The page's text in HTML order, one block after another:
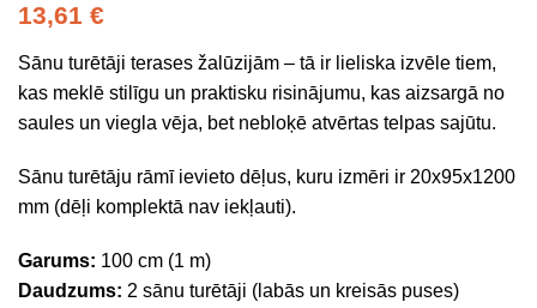
13,61 €
Sānu turētāji terases žalūzijām – tā ir lieliska izvēle tiem,
kas meklē stilīgu un praktisku risinājumu, kas aizsargā no
saules un viegla vēja, bet nebloķē atvērtas telpas sajūtu.
Sānu turētāju rāmī ievieto dēļus, kuru izmēri ir 20x95x1200
mm (dēļi komplektā nav iekļauti).
Garums: 100 cm (1 m)
Daudzums: 2 sānu turētāji (labās un kreisās puses)